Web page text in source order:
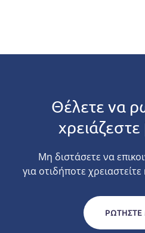
Θέλετε να
Μη διστάσετε να
για οτιδήποτε